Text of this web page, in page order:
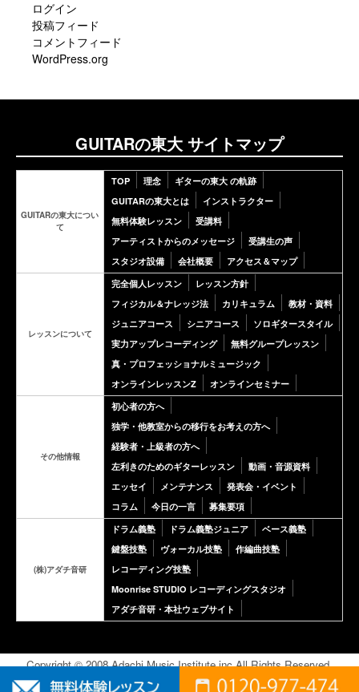
ログイン
投稿フィード
コメントフィード
WordPress.org
GUITARの東大 サイトマップ
GUITARの東大につい
て
TOP 理念
ギターの東大 の軌跡
GUITARの東大とは
インストラクター
無料体験レッスン
受講料
アーティストからのメッセージ
受講生の声
スタジオ設備
会社概要 アクセス＆マップ
レッスンについて
完全個人レッスン
レッスン方針
フィジカル＆ナレッジ法
カリキュラム
教材・資料
ジュニアコース
シニアコース
ソロギタースタイル
実力アップレコーディング
無料グループレッスン
真・プロフェッショナルミュージック
オンラインレッスンZ
オンラインセミナー
その他情報
初心者の方へ
独学・他教室からの移行をお考えの方へ
経験者・上級者の方へ
左利きのためのギターレッスン
動画・音源資料
エッセイ
メンテナンス
発表会・イベント
コラム
今日の一言 募集要項
(株)アダチ音研
ドラム義塾 ドラム義塾ジュニア
ベース義塾
鍵盤技塾
ヴォーカル技塾
作編曲技塾
レコーディング技塾
Moonrise STUDIO レコーディングスタジオ
アダチ音研・本社ウェブサイト
Copyright © 2008 Adachi Music Institute inc.All Rights Reserved.